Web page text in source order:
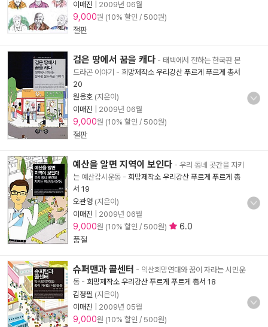
이매진 2009년 06월
9,000원 (10% 할인 / 500원)
절판
검은 땅에서 꿈을 캐다 - 태백에서 전하는 한국판 몬
드라곤 이야기 - 희망제작소 우리강산 푸르게 푸르게 총서
20
원응호 (지은이)
이매진
2009년 06월
9,000원 (10% 할인 / 500원)
절판
예산을 알면 지역이 보인다 - 우리 동네 곳간을 지키
는 예산감시운동 - 희망제작소 우리강산 푸르게 푸르게 총
서 19
오관영 (지은이)
이매진
2009년 06월
9,000원 (10% 할인 / 500원)
6.0
품절
슈퍼맨과 콜센터 - 익산희망연대와 꿈이 자라는 시민운
동 - 희망제작소 우리강산 푸르게 푸르게 총서 18
김정필 (지은이)
이매진
2009년 05월
9,000원 (10% 할인 / 500원)